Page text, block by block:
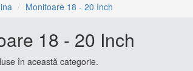
Monitoare 18 - 20 Inch
18 - 20 Inch
în această categorie.